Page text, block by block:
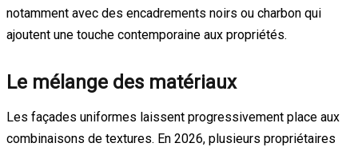
notamment avec des encadrements noirs ou charbon qui
ajoutent une touche contemporaine aux propriétés.
Le mélange des matériaux
Les façades uniformes laissent progressivement place aux
combinaisons de textures. En 2026, plusieurs propriétaires